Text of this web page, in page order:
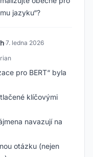
jazyku“?
·7. ledna 2026
pro BERT“ byla
klíčovými
navazují na
otázku (nejen